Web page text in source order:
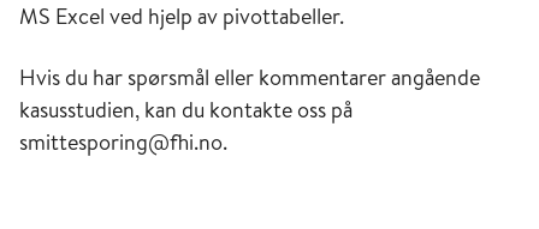
MS Excel ved hjelp av pivottabeller.
Hvis du har spørsmål eller kommentarer angående
kasusstudien, kan du kontakte oss på
smittesporing@fhi.no.